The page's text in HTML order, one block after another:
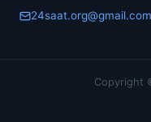
24saat.org@gmail.com
Copyright